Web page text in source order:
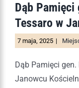
Dąb Pamięci
Tessaro w
7 maja, 2025 |
Dąb Pamięci
Janowcu